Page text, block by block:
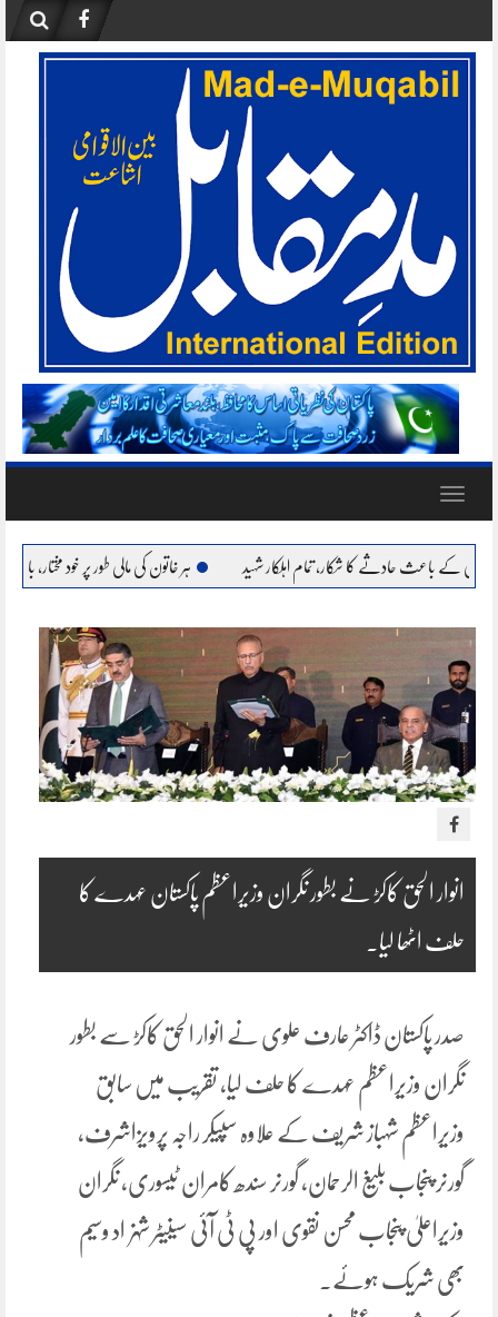
content
Toggle
کا شکار، تمام اہلکار شہید ہر خاتون کی مالی طور پر خود مختار، بااحتیار بنانا ہمارا عزم :
انوار الحق کاکڑ نے بطور نگران وزیراعظم پاکستان عہدے کا
حلف اٹھا لیا۔
صدر پاکستان ڈاکٹر عارف علوی نے انوار الحق کاکڑ سے بطور
نگران وزیراعظم عہدے کا حلف لیا، تقریب میں سابق
وزیراعظم شہباز شریف کے علاوہ سپیکر راجہ پرویزاشرف،
گورنر پنجاب بلیغ الرحمان، گورنر سندھ کامران ٹیسوری، نگران
وزیراعلیٰ پنجاب محسن نقوی اور پی ٹی آئی سینیٹر شہزاد وسیم
بھی شریک ہوئے۔